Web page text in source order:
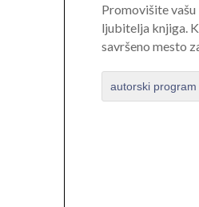
Promovišite
ljubitelja knjiga.
savršeno mesto
autorski program